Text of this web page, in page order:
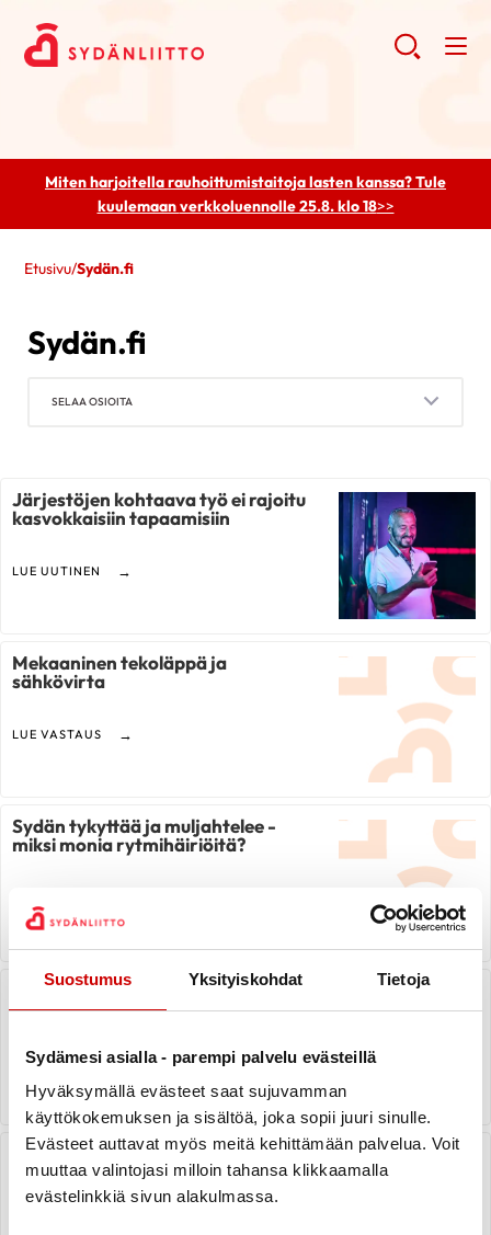
Suostumus Yksityiskohdat Tietoja
Sydämesi asialla - parempi palvelu evästeillä
Hyväksymällä evästeet saat sujuvamman
käyttökokemuksen ja sisältöä, joka sopii juuri sinulle.
Evästeet auttavat myös meitä kehittämään palvelua. Voit
muuttaa valintojasi milloin tahansa klikkaamalla
evästelinkkiä sivun alakulmassa.
Miten harjoitella rauhoittumistaitoja lasten kanssa? Tule
kuulemaanverkkoluennolle 25.8. klo 18>>
Etusivu/Sydän.fi
Sydän.fi
SELAA OSIOITA
Järjestöjen kohtaava työ ei rajoitu
kasvokkaisiin tapaamisiin
LUE UUTINEN
Mekaaninen tekoläppä ja
sähkövirta
LUE VASTAUS
Sydän tykyttää ja muljahtelee -
miksi monia rytmihäiriöitä?
Uupumus ja tykyttely
läppäoperaation kokeneella
LUE VASTAUS
Ykköspesiksen Itä–Lännessä
tehdään hyvää – jokaisesta lipusta
tuki Sydänliitolle